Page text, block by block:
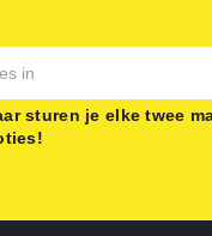
sturen je elke twee